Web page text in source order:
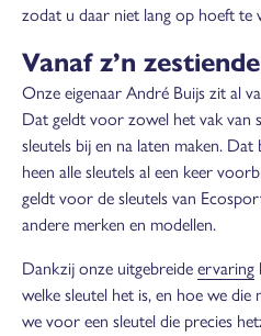
zodat u daar niet lang op hoeft te
Vanaf z’n
Onze eigenaar André Buijs zit al
Dat geldt voor zowel het vak van
sleutels bij en na laten maken.
heen alle sleutels al een keer
geldt voor de sleutels van
andere merken en modellen.
Dankzij onze uitgebreide ervaring
welke sleutel het is, en hoe we
we voor een sleutel die precies